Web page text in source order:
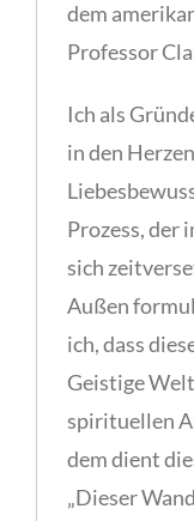
dem
Professor
Ich als
in den
Prozess, der
sich
Außen
ich, dass
Geistige
spirituellen
dem dient
„Dieser